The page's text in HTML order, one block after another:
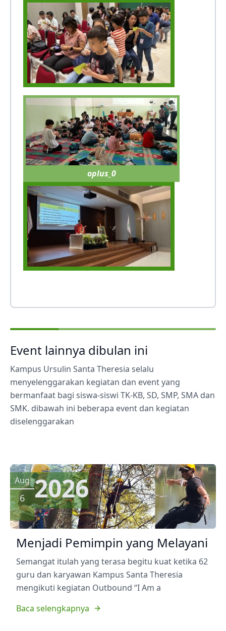
oplus_0
Event lainnya dibulan ini
Kampus Ursulin Santa Theresia selalu
menyelenggarakan kegiatan dan event yang
bermanfaat bagi siswa-siswi TK-KB, SD, SMP, SMA dan
SMK. dibawah ini beberapa event dan kegiatan
diselenggarakan
Aug
6 2026
Menjadi Pemimpin yang Melayani
Semangat itulah yang terasa begitu kuat ketika 62
guru dan karyawan Kampus Santa Theresia
mengikuti kegiatan Outbound “I Am a
Baca selengkapnya